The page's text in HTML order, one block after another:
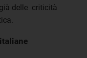
delle criticità